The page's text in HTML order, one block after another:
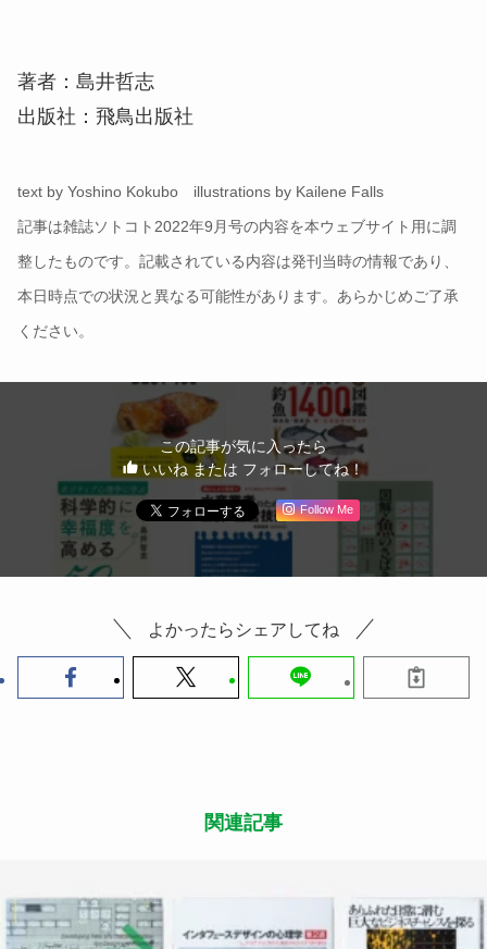
著者：島井哲志
出版社：飛鳥出版社
text by Yoshino Kokubo illustrations by Kailene Falls
記事は雑誌ソトコト2022年9月号の内容を本ウェブサイト用に調
整したものです。記載されている内容は発刊当時の情報であり、
本日時点での状況と異なる可能性があります。あらかじめご了承
ください。
この記事が気に入ったら
いいね または フォローしてね！
Follow Me
よかったらシェアしてね
関連記事